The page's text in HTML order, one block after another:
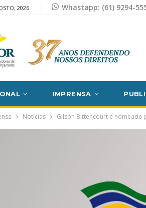
2026 Whastapp: (61) 9294-
IMPRENSA
Notícias Gilson Bittencourt é nomeado